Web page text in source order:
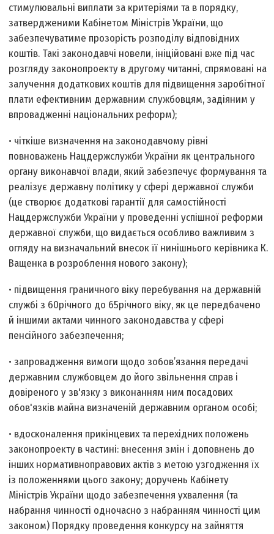
стимулювальні виплати за критеріями та в порядку,
затвердженими Кабінетом Міністрів України, що
забезпечуватиме прозорість розподілу відповідних
коштів. Такі законодавчі новели, ініційовані вже під час
розгляду законопроекту в другому читанні, спрямовані на
залучення додаткових коштів для підвищення заробітної
плати ефективним державним службовцям, задіяним у
впровадженні національних реформ);
• чіткіше визначення на законодавчому рівні
повноважень Нацдержслужби України як центрального
органу виконавчої влади, який забезпечує формування та
реалізує державну політику у сфері державної служби
(це створює додаткові гарантії для самостійності
Нацдержслужби України у проведенні успішної реформи
державної служби, що видається особливо важливим з
огляду на визначальний внесок її нинішнього керівника К.
Ващенка в розроблення нового закону);
• підвищення граничного віку перебування на державній
службі з 60­річного до 65­річного віку, як це передбачено
й іншими актами чинного законодавства у сфері
пенсійного забезпечення;
• запровадження вимоги щодо зобов’язання передачі
державним службовцем до його звільнення справ і
довіреного у зв'язку з виконанням ним посадових
обов'язків майна визначеній державним органом особі;
• вдосконалення прикінцевих та перехідних положень
законопроекту в частині: внесення змін і допов­нень до
інших нормативно­правових актів з метою узгодження їх
із положеннями цього закону; доручень Кабінету
Міністрів України щодо забезпечення ухвалення (та
набрання чинності одночасно з набранням чинності цим
законом) Порядку проведення конкурсу на зайняття